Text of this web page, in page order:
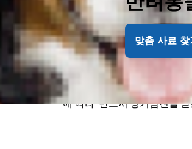
맞춤 사료 찾
강과 관련하여 가장 좋은 정
유지할 수 있도록 하기 위해서
동물병원 방문은 빠르면 빠를
위하여 강아지 예방접종 일정
에 따라 반드시 정기점진을